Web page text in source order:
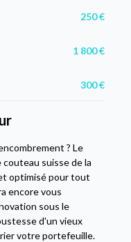
250 €
1 800 €
300 €
? Le
couteau suisse de la
optimisé pour tout
encore vous
sous le
d'un vieux
votre portefeuille.